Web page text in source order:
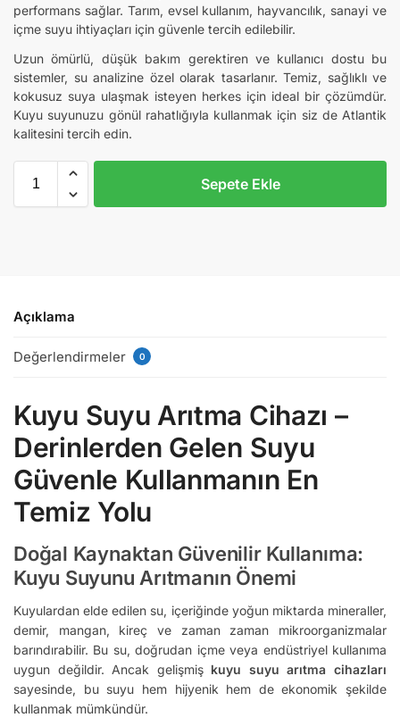
performans sağlar. Tarım, evsel kullanım, hayvancılık, sanayi ve
içme suyu ihtiyaçları için güvenle tercih edilebilir.
Uzun ömürlü, düşük bakım gerektiren ve kullanıcı dostu bu
sistemler, su analizine özel olarak tasarlanır. Temiz, sağlıklı ve
kokusuz suya ulaşmak isteyen herkes için ideal bir çözümdür.
Kuyu suyunuzu gönül rahatlığıyla kullanmak için siz de Atlantik
kalitesini tercih edin.
Sepete Ekle
Açıklama
Değerlendirmeler 0
Kuyu Suyu Arıtma Cihazı –
Derinlerden Gelen Suyu
Güvenle Kullanmanın En
Temiz Yolu
Doğal Kaynaktan Güvenilir Kullanıma:
Kuyu Suyunu Arıtmanın Önemi
Kuyulardan elde edilen su, içeriğinde yoğun miktarda mineraller,
demir, mangan, kireç ve zaman zaman mikroorganizmalar
barındırabilir. Bu su, doğrudan içme veya endüstriyel kullanıma
uygun değildir. Ancak gelişmiş kuyu suyu arıtma cihazları
sayesinde, bu suyu hem hijyenik hem de ekonomik şekilde
kullanmak mümkündür.